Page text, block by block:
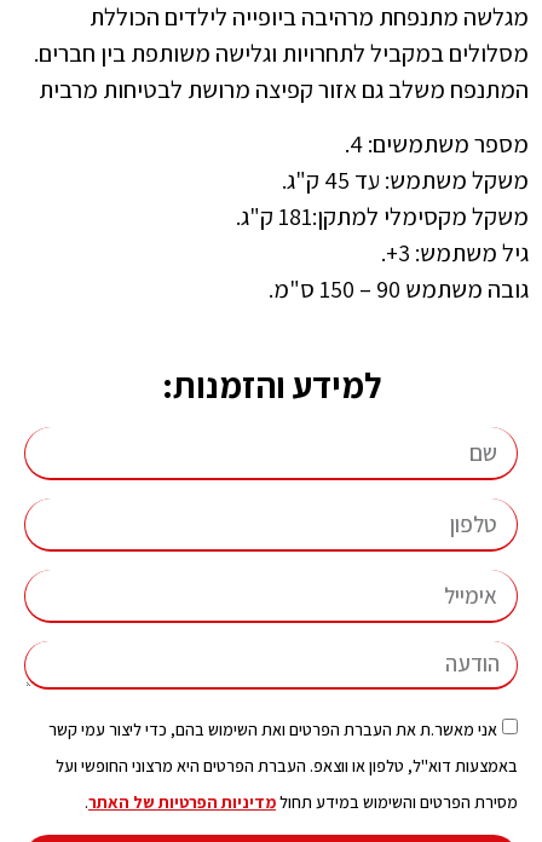
למידע והזמנות:
אני מאשר.ת את העברת הפרטים ואת השימוש בהם, כדי ליצור עמי קשר
באמצעות דוא"ל, טלפון או ווצאפ. העברת הפרטים היא מרצוני החופשי ועל
מסירת הפרטים והשימוש במידע תחולמדיניות הפרטיות של האתר.
מגלשה מתנפחת מרהיבה ביופייה לילדים הכוללת
מסלולים במקביל לתחרויות וגלישה משותפת בין חברים.
המתנפח משלב גם אזור קפיצה מרושת לבטיחות מרבית
מספר משתמשים: 4.
משקל משתמש: עד 45 ק"ג.
משקל מקסימלי למתקן:181 ק"ג.
גיל משתמש: 3+.
גובה משתמש 90 – 150 ס"מ.